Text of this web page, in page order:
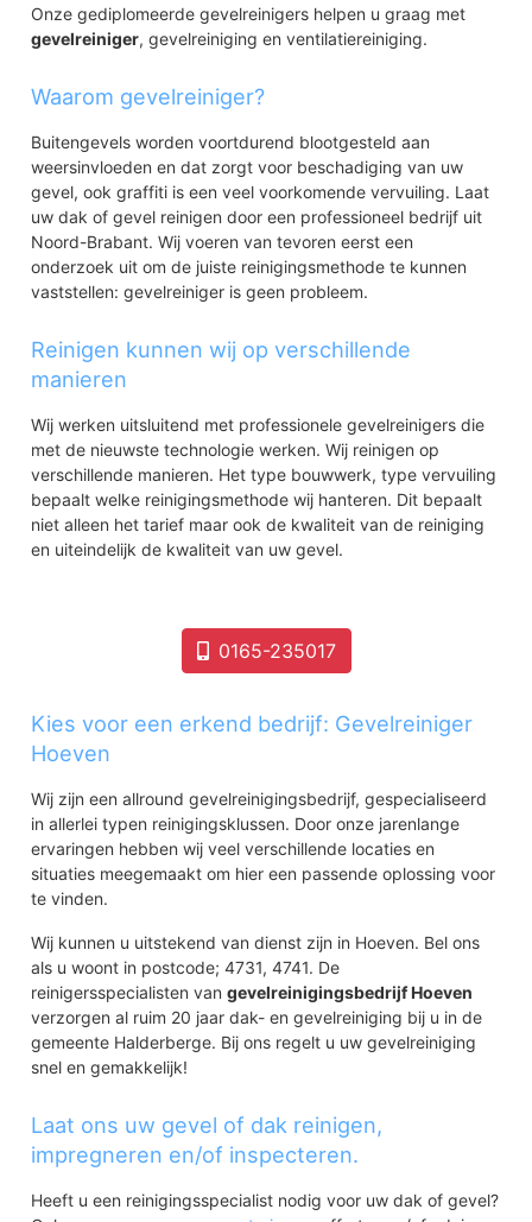
Onze gediplomeerde gevelreinigers helpen u graag met
gevelreiniger, gevelreiniging en ventilatiereiniging.
Waarom gevelreiniger?
Buitengevels worden voortdurend blootgesteld aan
weersinvloeden en dat zorgt voor beschadiging van uw
gevel, ook graffiti is een veel voorkomende vervuiling. Laat
uw dak of gevel reinigen door een professioneel bedrijf uit
Noord-Brabant. Wij voeren van tevoren eerst een
onderzoek uit om de juiste reinigingsmethode te kunnen
vaststellen: gevelreiniger is geen probleem.
Reinigen kunnen wij op verschillende
manieren
Wij werken uitsluitend met professionele gevelreinigers die
met de nieuwste technologie werken. Wij reinigen op
verschillende manieren. Het type bouwwerk, type vervuiling
bepaalt welke reinigingsmethode wij hanteren. Dit bepaalt
niet alleen het tarief maar ook de kwaliteit van de reiniging
en uiteindelijk de kwaliteit van uw gevel.
0165-235017
Kies voor een erkend bedrijf: Gevelreiniger
Hoeven
Wij zijn een allround gevelreinigingsbedrijf, gespecialiseerd
in allerlei typen reinigingsklussen. Door onze jarenlange
ervaringen hebben wij veel verschillende locaties en
situaties meegemaakt om hier een passende oplossing voor
te vinden.
Wij kunnen u uitstekend van dienst zijn in Hoeven. Bel ons
als u woont in postcode; 4731, 4741. De
reinigersspecialisten vangevelreinigingsbedrijf Hoeven
verzorgen al ruim 20 jaar dak- en gevelreiniging bij u in de
gemeente Halderberge. Bij ons regelt u uw gevelreiniging
snel en gemakkelijk!
Laat ons uw gevel of dak reinigen,
impregneren en/of inspecteren.
Heeft u een reinigingsspecialist nodig voor uw dak of gevel?